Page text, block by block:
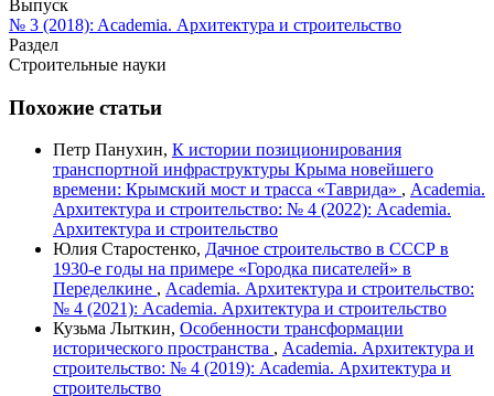
Выпуск
№ 3 (2018): Academia. Архитектура и строительство
Раздел
Cтроительные науки
Похожие статьи
Петр Панухин, К истории позиционирования
транспортной инфраструктуры Крыма новейшего
времени: Крымский мост и трасса «Таврида» , Academia.
Архитектура и строительство: № 4 (2022): Academia.
Архитектура и строительство
Юлия Старостенко, Дачное строительство в СССР в
1930-е годы на примере «Городка писателей» в
Переделкине , Academia. Архитектура и строительство:
№ 4 (2021): Academia. Архитектура и строительство
Кузьма Лыткин, Особенности трансформации
исторического пространства , Academia. Архитектура и
строительство: № 4 (2019): Academia. Архитектура и
строительство